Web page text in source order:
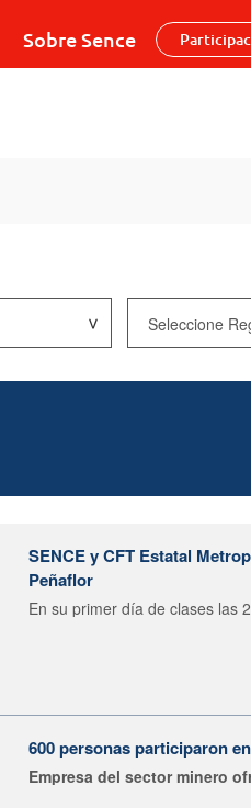
Sobre Sence
SENCE y CFT Estatal
Peñaflor
En su primer día de clases las
600 personas participaron
Empresa del sector minero